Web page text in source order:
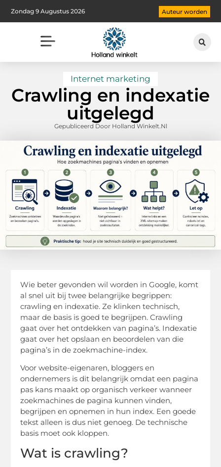
Zondag 9 Augustus 2026 Auteur worden
Internet marketing
Crawling en indexatie
uitgelegd
Gepubliceerd Door Holland Winkelt.nl
Wie beter gevonden wil worden in Google, komt
al snel uit bij twee belangrijke begrippen:
crawling en indexatie. Ze klinken technisch,
maar de basis is goed te begrijpen. Crawling
gaat over het ontdekken van pagina’s. Indexatie
gaat over het opslaan en beoordelen van die
pagina’s in de zoekmachine-index.
Voor website-eigenaren, bloggers en
ondernemers is dit belangrijk omdat een pagina
pas kans maakt op organisch verkeer wanneer
zoekmachines de pagina kunnen vinden,
begrijpen en opnemen in hun index. Een goede
tekst alleen is dus niet genoeg. De technische
basis moet ook kloppen.
Wat is crawling?